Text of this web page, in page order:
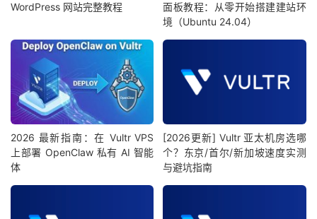
WordPress 网站完整教程
面板教程：从零开始搭建建站环
境（Ubuntu 24.04）
2026 最新指南：在 Vultr VPS
上部署 OpenClaw 私有 AI 智能
体
[2026更新] Vultr 亚太机房选哪
个？东京/首尔/新加坡速度实测
与避坑指南